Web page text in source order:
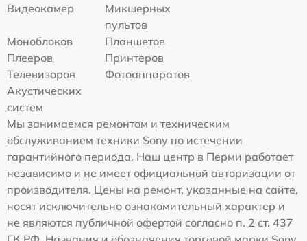
Видеокамер
Микшерных
пультов
Моноблоков
Планшетов
Плееров
Принтеров
Телевизоров
Фотоаппаратов
Акустических
систем
Мы занимаемся ремонтом и техническим
обслуживанием техники Sony по истечении
гарантийного периода. Наш центр в Перми работает
независимо и не имеет официальной авторизации от
производителя. Цены на ремонт, указанные на сайте,
носят исключительно ознакомительный характер и
не являются публичной офертой согласно п. 2 ст. 437